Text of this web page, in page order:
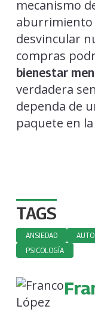
mecanismo
aburrimiento
desvincular
compras
bienestar
verdadera
dependa de
paquete en
TAGS
ANSIEDAD
PSICOLOGÍA